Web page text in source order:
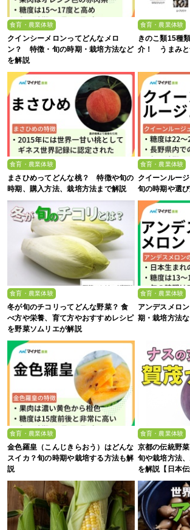
食育・農業体験
クインシーメロンってどんなメロ
ン？ 特徴・旬の時期・栽培方法など
を解説
食育・農業体験
きのこ類15種
介！ うまみと
食育・農業体験
まさひめってどんな桃？ 特徴や旬の
時期、購入方法、栽培方法まで解説
食育・農業体験
クイーンルー
旬の時期や選
食育・農業体験
冬が旬のチコリってどんな野菜？ 食
べ方や栄養、育て方やおすすめレシピ
を野菜ソムリエが解説
食育・農業体験
アンデスメロ
期・栽培方法
食育・農業体験
金色羅皇（こんじきらおう）はどんな
スイカ？旬の時期や栽培する方法も解
説
食育・農業体験
京都の伝統野
旬や栽培方法
を解説【日本